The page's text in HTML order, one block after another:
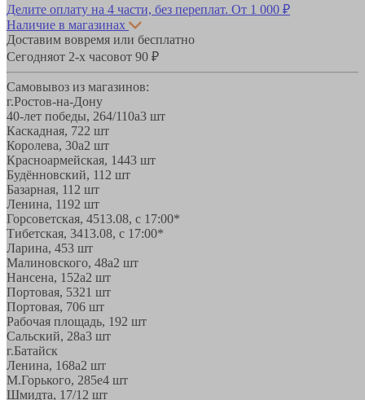
Делите оплату на 4 части, без переплат. От 1 000 ₽
Наличие в магазинах
Доставим вовремя или бесплатно
Сегодняот 2-х часовот 90 ₽
Самовывоз из магазинов:
г.Ростов-на-Дону
40-лет победы, 264/110а3 шт
Каскадная, 722 шт
Королева, 30а2 шт
Красноармейская, 1443 шт
Будённовский, 11 2 шт
Базарная, 11 2 шт
Ленина, 1192 шт
Горсоветская, 4513.08, с 17:00*
Тибетская, 3413.08, с 17:00*
Ларина, 453 шт
Малиновского, 48а2 шт
Нансена, 152а2 шт
Портовая, 5321 шт
Портовая, 706 шт
Рабочая площадь, 192 шт
Сальский, 28a3 шт
г.Батайск
Ленина, 168а2 шт
М.Горького, 285е4 шт
Шмидта, 17/1 2 шт